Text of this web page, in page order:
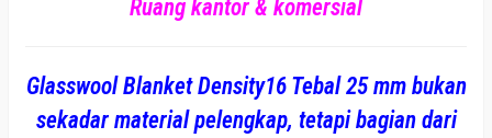
Ruang kantor & komersial
Glasswool Blanket Density16 Tebal 25 mm bukan
sekadar material pelengkap, tetapi bagian dari